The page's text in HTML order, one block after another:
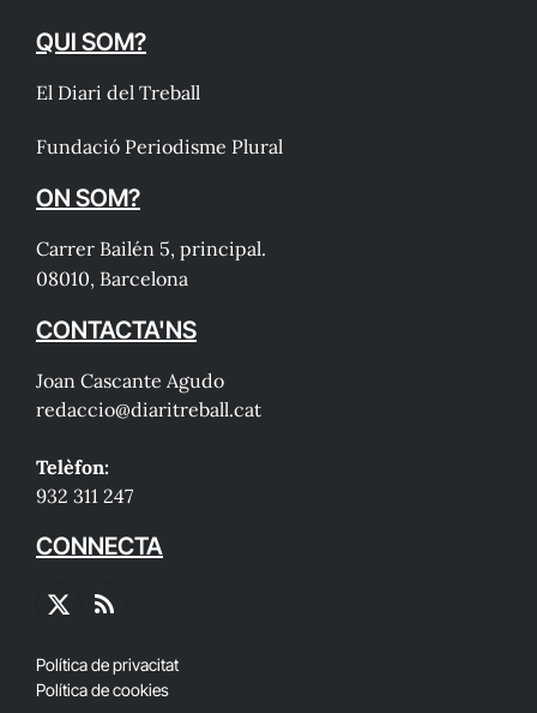
QUI SOM?
El Diari del Treball
Fundació Periodisme Plural
ON SOM?
Carrer Bailén 5, principal.
08010, Barcelona
CONTACTA'NS
Joan Cascante Agudo
redaccio@diaritreball.cat
Telèfon:
932 311 247
CONNECTA
X
RSS
Política de privacitat
Política de cookies